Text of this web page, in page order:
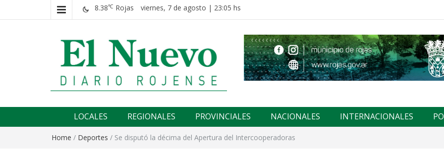
8.38℃ Rojas viernes, 7 de agosto | 23:05 hs
El nuevo rojense
LOCALES REGIONALES PROVINCIALES NACIONALES INTERNACIONALES
Home / Deportes / Se disputó la décima del Apertura del Intercooperadoras